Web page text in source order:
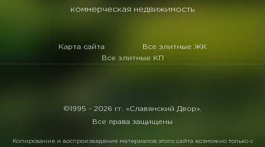
коммерческая недвижимость
Карта сайта
Все элитные ЖК
Все элитные КП
©1995 - 2026 гг. «Славянский Двор».
Все права защищены
Копирование и воспроизведение материалов этого сайта возможно только с